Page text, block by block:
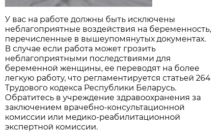
У вас на работе должны быть исключены
неблагоприятные воздействия на беременность,
перечисленные в вышеупомянутых документах.
В случае если работа может грозить
неблагоприятными последствиями для
беременной женщины, ее переводят на более
легкую работу, что регламентируется статьей 264
Трудового кодекса Республики Беларусь.
Обратитесь в учреждение здравоохранения за
заключением врачебно-консультационной
комиссии или медико-реабилитационной
экспертной комиссии.